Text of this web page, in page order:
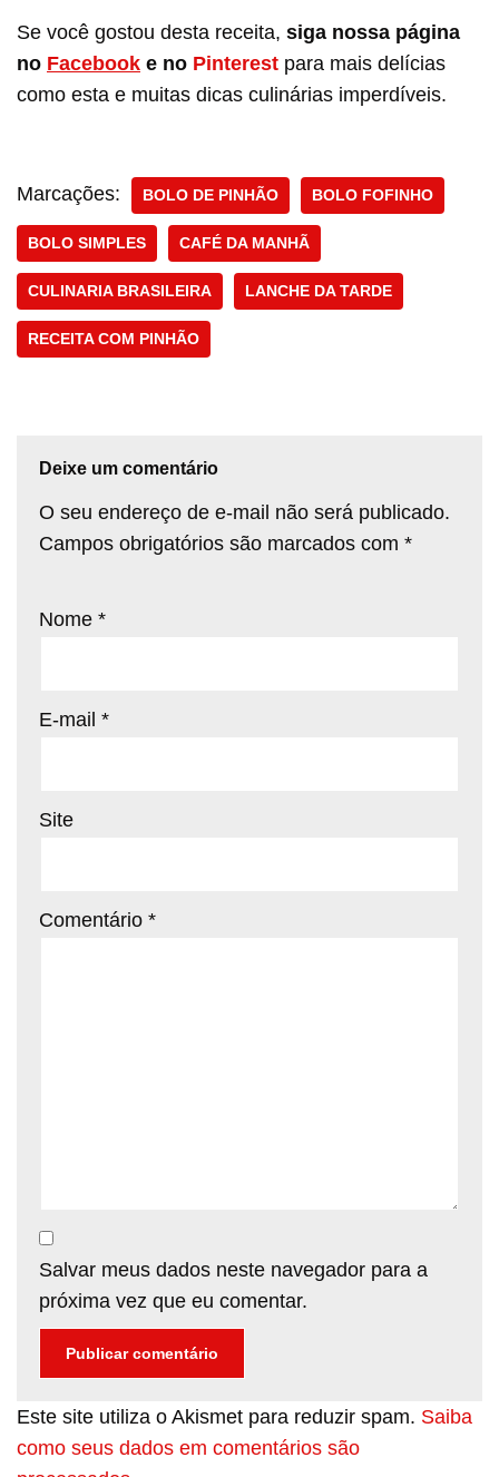
Se você gostou desta receita, siga nossa página
no Facebook e no Pinterest para mais delícias
como esta e muitas dicas culinárias imperdíveis.
Marcações: BOLO DE PINHÃO BOLO FOFINHO
BOLO SIMPLES CAFÉ DA MANHÃ
CULINARIA BRASILEIRA LANCHE DA TARDE
RECEITA COM PINHÃO
Deixe um comentário
O seu endereço de e-mail não será publicado.
Campos obrigatórios são marcados com *
Nome *
E-mail *
Site
Comentário *
Salvar meus dados neste navegador para a
próxima vez que eu comentar.
Este site utiliza o Akismet para reduzir spam. Saiba
como seus dados em comentários são